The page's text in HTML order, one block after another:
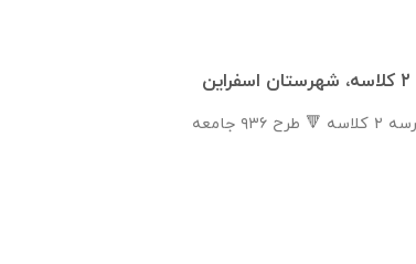
انعقاد تفاهم نامه جهت تكميل مدرسه ٢ كلاسه 🔻 طرح ٩٣٦ جامعه